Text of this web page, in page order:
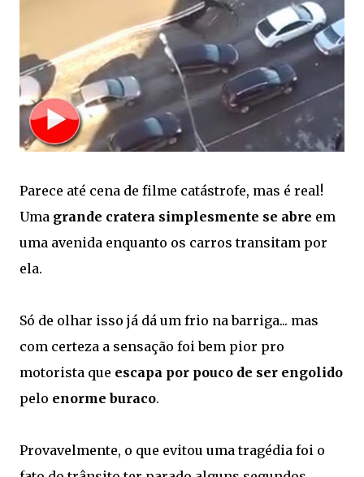
Parece até cena de filme catástrofe, mas é real!
Uma grande cratera simplesmente se abre em
uma avenida enquanto os carros transitam por
ela.
Só de olhar isso já dá um frio na barriga... mas
com certeza a sensação foi bem pior pro
motorista que escapa por pouco de ser engolido
pelo enorme buraco.
Provavelmente, o que evitou uma tragédia foi o